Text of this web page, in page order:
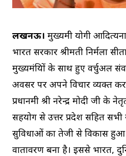
लखनऊ। मुख्यमंत्री योगी
भारत सरकार श्रीमती निर्मला
मुख्यमंत्रियों के साथ हुए वर्चुअल
अवसर पर अपने विचार व्यक्त
प्रधानमंत्री श्री नरेन्द्र मोदी जी
सहयोग से उत्तर प्रदेश सहित सभी
सुविधाओं का तेजी से विकास
वातावरण बना है। इससे भारत,